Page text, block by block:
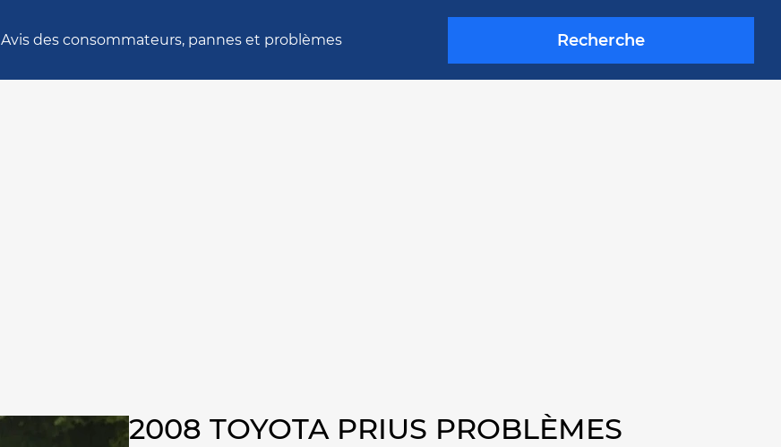
Avis des consommateurs, pannes et problèmes Recherche
2008 TOYOTA PRIUS PROBLÈMES